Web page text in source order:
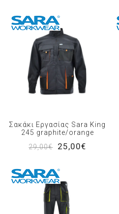
Σακάκι Εργασίας Sara King
245 graphite/orange
29,00€
25,00€